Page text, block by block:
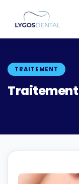
TRAITEMENT